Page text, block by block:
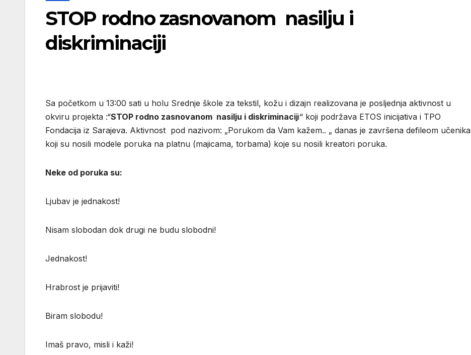
STOP rodno zasnovanom nasilju i
diskriminaciji
Sa početkom u 13:00 sati u holu Srednje škole za tekstil, kožu i dizajn realizovana je posljednja aktivnost u
okviru projekta :“STOP rodno zasnovanom nasilju i diskriminaciji“ koji podržava ETOS inicijativa i TPO
Fondacija iz Sarajeva. Aktivnost pod nazivom: „Porukom da Vam kažem.. „ danas je završena defileom učenika
koji su nosili modele poruka na platnu (majicama, torbama) koje su nosili kreatori poruka.
Neke od poruka su:
Ljubav je jednakost!
Nisam slobodan dok drugi ne budu slobodni!
Jednakost!
Hrabrost je prijaviti!
Biram slobodu!
Imaš pravo, misli i kaži!